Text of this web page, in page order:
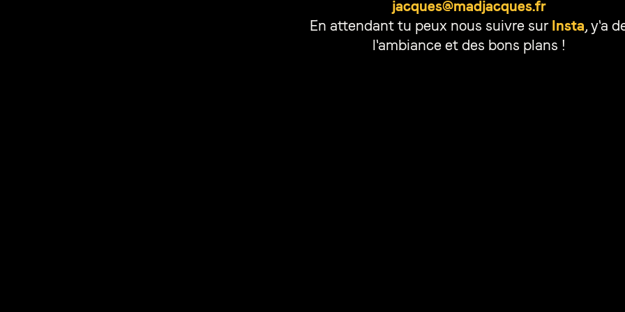
jacques@madjacques.fr
En attendant tu peux nous suivre surInsta, y'a
l'ambiance et des bons plans !